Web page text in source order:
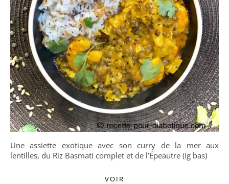
Une assiette exotique avec son curry de la mer aux
lentilles, du Riz Basmati complet et de l’Épeautre (ig bas)
VOIR